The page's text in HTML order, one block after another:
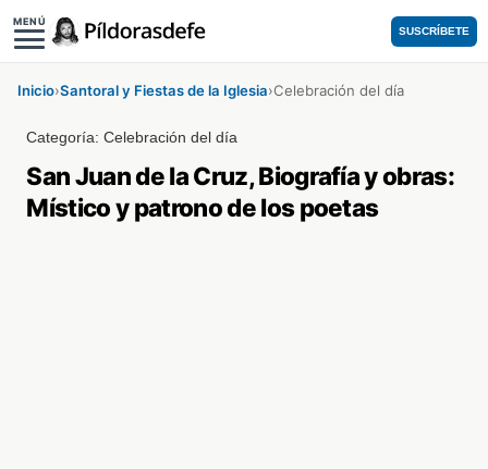
MENÚ
SUSCRÍBETE
Inicio›Santoral y Fiestas de la Iglesia›Celebración del día
Categoría:Celebración del día
San Juan de la Cruz, Biografía y obras:
Místico y patrono de los poetas